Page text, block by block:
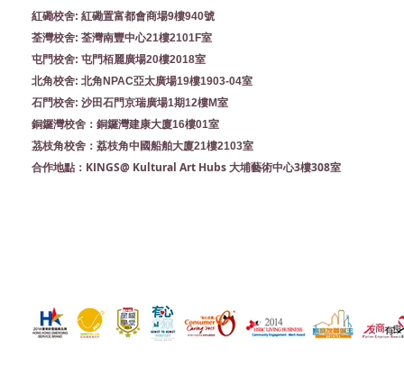
紅磡校舍: 紅磡置富都會商場9樓940號
荃灣校舍: 荃灣南豐中心21樓2101F室
屯門校舍: 屯門栢麗廣場20樓2018室
北角校舍: 北角NPAC亞太廣場19樓1903-04室
石門校舍: 沙田石門京瑞廣場1期12樓M室
銅鑼灣校舍：銅鑼灣建康大廈16樓01室
茘枝角校舍：荔枝角中國船舶大廈21樓2103室
合作地點： KINGS@ Kultural Art Hubs 大埔藝術中心3樓308室